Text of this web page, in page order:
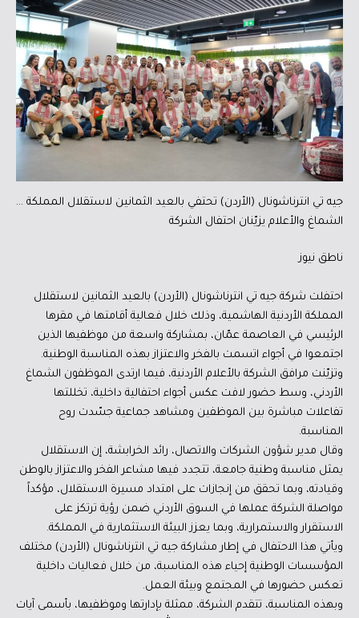
جيه تي انترناشونال (الأردن) تحتفي بالعيد الثمانين لاستقلال المملكة …
الشماغ والأعلام يزيّنان احتفال الشركة
ناطق نيوز
احتفلت شركة جيه تي انترناشونال (الأردن) بالعيد الثمانين لاستقلال
المملكة الأردنية الهاشمية، وذلك خلال فعالية أقامتها في مقرها
الرئيسي في العاصمة عمّان، بمشاركة واسعة من موظفيها الذين
اجتمعوا في أجواء اتسمت بالفخر والاعتزاز بهذه المناسبة الوطنية.
وتزيّنت مرافق الشركة بالأعلام الأردنية، فيما ارتدى الموظفون الشماغ
الأردني، وسط حضور لافت عكس أجواء احتفالية داخلية، تخللتها
تفاعلات مباشرة بين الموظفين ومشاهد جماعية جسّدت روح
المناسبة.
وقال مدير شؤون الشركات والاتصال، رائد الخرابشة، إن الاستقلال
يمثل مناسبة وطنية جامعة، تتجدد فيها مشاعر الفخر والاعتزاز بالوطن
وقيادته، وبما تحقق من إنجازات على امتداد مسيرة الاستقلال، مؤكداً
مواصلة الشركة عملها في السوق الأردني ضمن رؤية ترتكز على
الاستقرار والاستمرارية، وبما يعزز البيئة الاستثمارية في المملكة.
ويأتي هذا الاحتفال في إطار مشاركة جيه تي انترناشونال (الأردن) مختلف
المؤسسات الوطنية إحياء هذه المناسبة، من خلال فعاليات داخلية
تعكس حضورها في المجتمع وبيئة العمل.
وبهذه المناسبة، تتقدم الشركة، ممثلة بإدارتها وموظفيها، بأسمى آيات